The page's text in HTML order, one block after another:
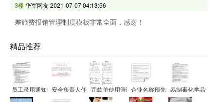
3楼华军网友2021-07-07 04:13:56
差旅费报销管理制度模板非常全面，感谢！
精品推荐
员工录用通知书(offer letter)
安全负责人任命书范文罚款单使用管理办法企业名称预先核准通知书
易制毒化学品管